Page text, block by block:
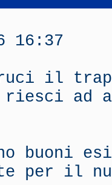
16:37
il
ad
buoni
per il